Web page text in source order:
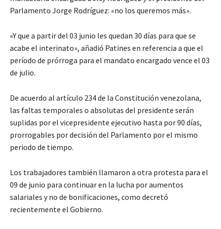
Parlamento Jorge Rodríguez: «no los queremos más».
«Y que a partir del 03 junio les quedan 30 días para que se
acabe el interinato», añadió Patines en referencia a que el
período de prórroga para el mandato encargado vence el 03
de julio.
De acuerdo al artículo 234 de la Constitución venezolana,
las faltas temporales o absolutas del presidente serán
suplidas por el vicepresidente ejecutivo hasta por 90 días,
prorrogables por decisión del Parlamento por el mismo
periodo de tiempo.
Los trabajadores también llamaron a otra protesta para el
09 de junio para continuar en la lucha por aumentos
salariales y no de bonificaciones, como decretó
recientemente el Gobierno.